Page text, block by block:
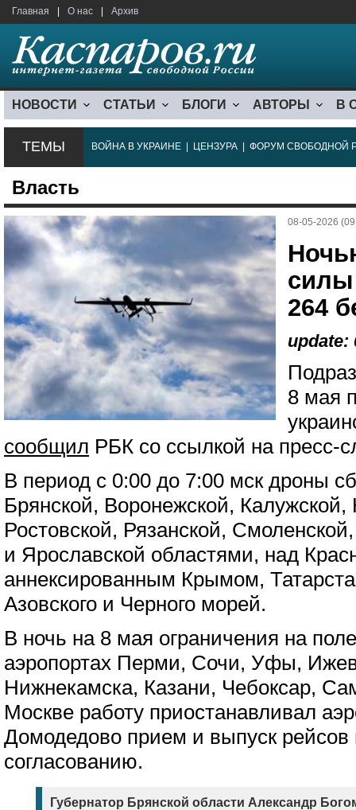
Главная О нас Архив
НОВОСТИ СТАТЬИ БЛОГИ АВТОРЫ В
ТЕМЫ ВОЙНА В УКРАИНЕ ЦЕНЗУРА ФОРУМ СВОБОДНОЙ
Власть
08-05-2026
264
update:
8 мая
сообщил РБК со ссылкой на
В период с 0:00 до 7:00 мск дроны
Брянской, Воронежской, Калужской,
Ростовской, Рязанской,
и Ярославской областями, над
аннексированным Крымом,
Азовского и Черного морей.
В ночь на 8 мая ограничения на
аэропортах Перми, Сочи, Уфы,
Нижнекамска, Казани, Чебоксар,
Москве работу приостанавливал
Домодедово прием и выпуск рейсов
согласованию.
Губернатор Брянской области Александр